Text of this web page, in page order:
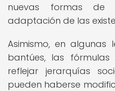
nuevas formas
adaptación de las
Asimismo, en algunas
bantúes, las
reflejar jerarquías
pueden haberse